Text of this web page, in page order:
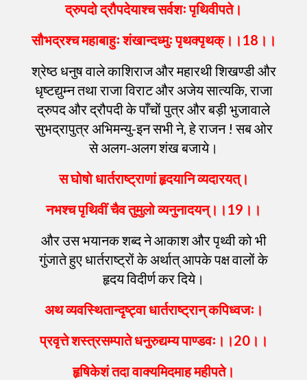
द्रुपदोद्रौपदेयाश्चसर्वशःपृथिवीपते।
सौभद्रश्चमहाबाहुःशंखान्दध्मुःपृथक्पृथक्।। 18 ।।
श्रेष्ठ धनुष वाले काशिराज और महारथी शिखण्डी और
धृष्टद्युम्न तथा राजा विराट और अजेय सात्यकि, राजा
द्रुपद और द्रौपदी के पाँचों पुत्र और बड़ी भुजावाले
सुभद्रापुत्र अभिमन्यु-इन सभी ने, हे राजन ! सब ओर
से अलग-अलग शंख बजाये।
सघोषोधार्तराष्ट्राणांहृदयानिव्यदारयत्।
नभश्चपृथिवींचैवतुमुलोव्यनुनादयन्।। 19 ।।
और उस भयानक शब्द ने आकाश और पृथ्वी को भी
गुंजाते हुए धार्तराष्ट्रों के अर्थात् आपके पक्ष वालों के
हृदय विदीर्ण कर दिये।
अथव्यवस्थितान्दृष्ट्वाधार्तराष्ट्रान्कपिध्वजः।
प्रवृत्तेशस्त्रसम्पातेधनुरुद्यम्यपाण्डवः।।20।।
हृषिकेशंतदावाक्यमिदमाहमहीपते।